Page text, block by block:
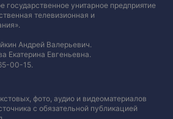
государственное унитарное предприятие
телевизионная и
Андрей Валерьевич.
Екатерина Евгеньевна.
00-15.
фото, аудио и видеоматериалов
с обязательной публикацией